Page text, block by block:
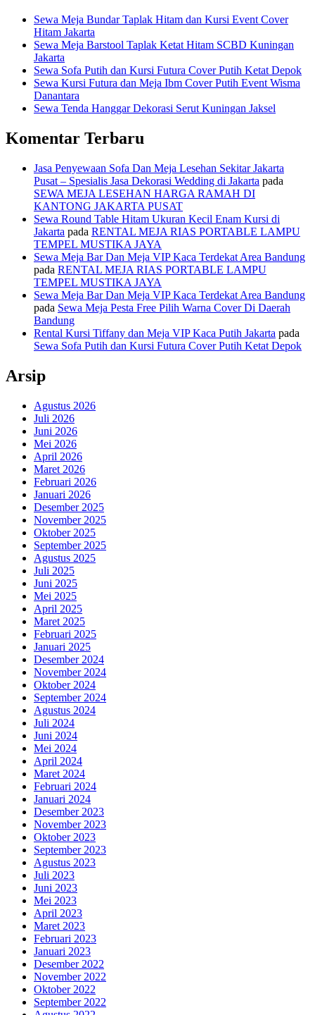
Sewa Meja Bundar Taplak Hitam dan Kursi Event Cover
Hitam Jakarta
Sewa Meja Barstool Taplak Ketat Hitam SCBD Kuningan
Jakarta
Sewa Sofa Putih dan Kursi Futura Cover Putih Ketat Depok
Sewa Kursi Futura dan Meja Ibm Cover Putih Event Wisma
Danantara
Sewa Tenda Hanggar Dekorasi Serut Kuningan Jaksel
Komentar Terbaru
Jasa Penyewaan Sofa Dan Meja Lesehan Sekitar Jakarta
Pusat – Spesialis Jasa Dekorasi Wedding di Jakarta pada
SEWA MEJA LESEHAN HARGA RAMAH DI
KANTONG JAKARTA PUSAT
Sewa Round Table Hitam Ukuran Kecil Enam Kursi di
Jakarta pada RENTAL MEJA RIAS PORTABLE LAMPU
TEMPEL MUSTIKA JAYA
Sewa Meja Bar Dan Meja VIP Kaca Terdekat Area Bandung
pada RENTAL MEJA RIAS PORTABLE LAMPU
TEMPEL MUSTIKA JAYA
Sewa Meja Bar Dan Meja VIP Kaca Terdekat Area Bandung
pada Sewa Meja Pesta Free Pilih Warna Cover Di Daerah
Bandung
Rental Kursi Tiffany dan Meja VIP Kaca Putih Jakarta pada
Sewa Sofa Putih dan Kursi Futura Cover Putih Ketat Depok
Arsip
Agustus 2026
Juli 2026
Juni 2026
Mei 2026
April 2026
Maret 2026
Februari 2026
Januari 2026
Desember 2025
November 2025
Oktober 2025
September 2025
Agustus 2025
Juli 2025
Juni 2025
Mei 2025
April 2025
Maret 2025
Februari 2025
Januari 2025
Desember 2024
November 2024
Oktober 2024
September 2024
Agustus 2024
Juli 2024
Juni 2024
Mei 2024
April 2024
Maret 2024
Februari 2024
Januari 2024
Desember 2023
November 2023
Oktober 2023
September 2023
Agustus 2023
Juli 2023
Juni 2023
Mei 2023
April 2023
Maret 2023
Februari 2023
Januari 2023
Desember 2022
November 2022
Oktober 2022
September 2022